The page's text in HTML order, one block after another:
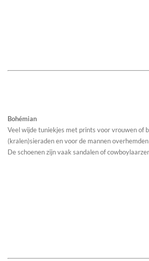
Bohémian
Veel wijde tuniekjes met prints voor vrouwen of
(kralen)sieraden en voor de mannen
De schoenen zijn vaak sandalen of